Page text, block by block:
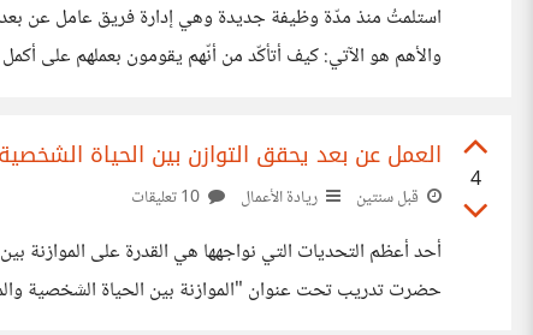
استلمتُ منذ مدّة وظيفة جديدة وهي إدارة فريق عامل عن بعد
والأهم هو الآتي: كيف أتأكّد من أنّهم يقومون بعملهم على
4
العمل عن بعد يحقق التوازن بين الحياة
قبل سنتين ريادة الأعمال
أحد أعظم التحديات التي نواجهها هي القدرة على الموازنة
حضرت تدريب تحت عنوان "الموازنة بين الحياة الشخصية